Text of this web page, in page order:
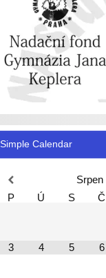
Simple Calendar
Srpen
P
Ú S Č
3 4 5 6